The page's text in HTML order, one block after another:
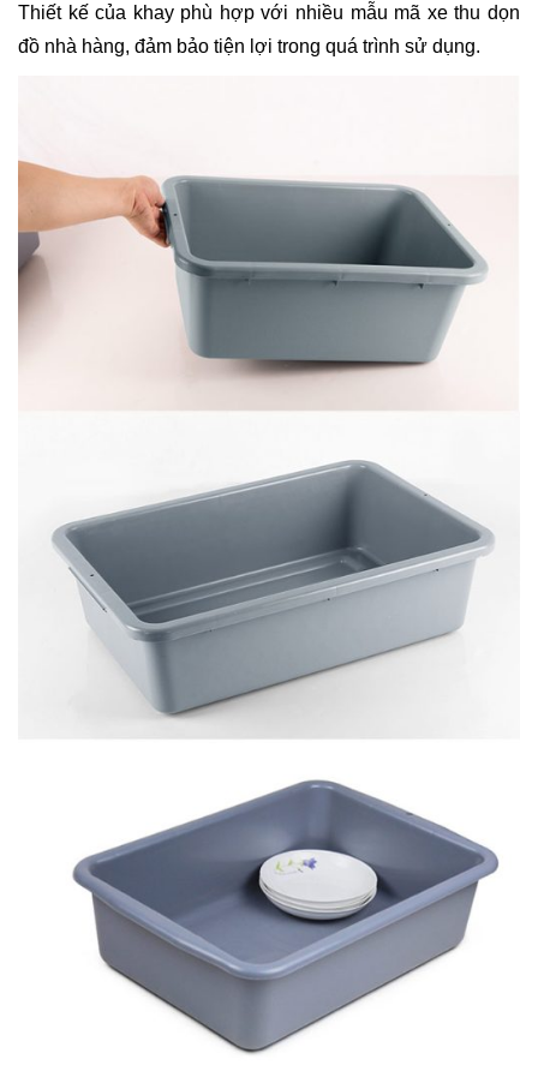
Thiết kế của khay phù hợp với nhiều mẫu mã xe thu dọn
đồ nhà hàng, đảm bảo tiện lợi trong quá trình sử dụng.